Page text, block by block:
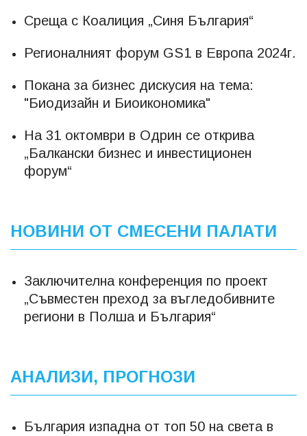
Среща с Коалиция „Синя България“
Регионалният форум GS1 в Европа 2024г.
Покана за бизнес дискусия на тема:
"Биодизайн и Биоикономика"
На 31 октомври в Одрин се открива
„Балкански бизнес и инвестиционен
форум“
НОВИНИ ОТ СМЕСЕНИ ПАЛАТИ
Заключителна конференция по проект
„Съвместен преход за въгледобивните
региони в Полша и България“
АНАЛИЗИ, ПРОГНОЗИ
България изпадна от топ 50 на света в